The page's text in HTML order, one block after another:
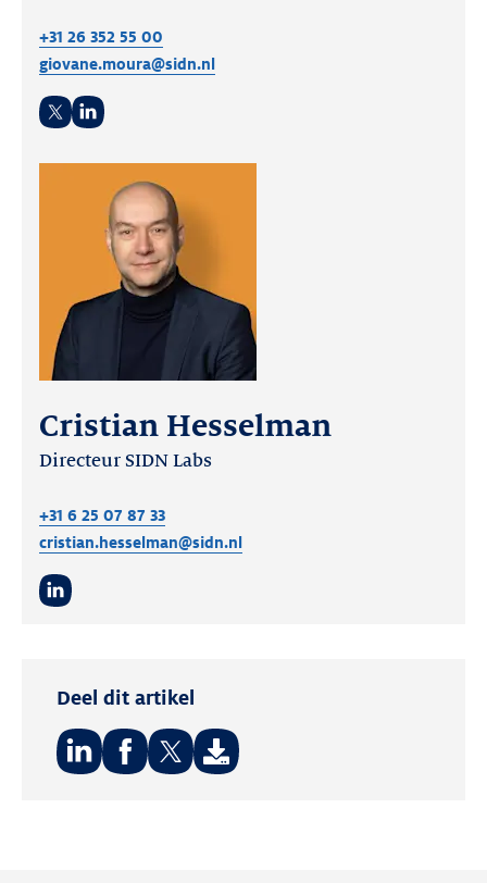
+31 26 352 55 00
giovane.moura@sidn.nl
Cristian Hesselman
Directeur SIDN Labs
+31 6 25 07 87 33
cristian.hesselman@sidn.nl
Deel dit artikel